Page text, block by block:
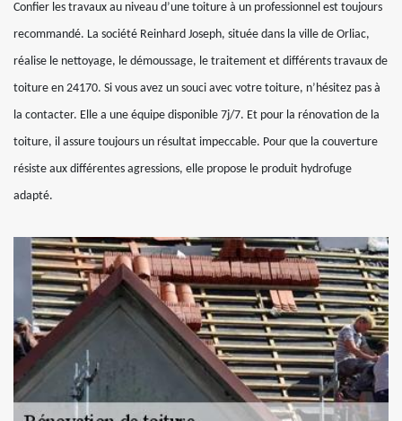
Confier les travaux au niveau d’une toiture à un professionnel est toujours
recommandé. La société Reinhard Joseph, située dans la ville de Orliac,
réalise le nettoyage, le démoussage, le traitement et différents travaux de
toiture en 24170. Si vous avez un souci avec votre toiture, n’hésitez pas à
la contacter. Elle a une équipe disponible 7j/7. Et pour la rénovation de la
toiture, il assure toujours un résultat impeccable. Pour que la couverture
résiste aux différentes agressions, elle propose le produit hydrofuge
adapté.